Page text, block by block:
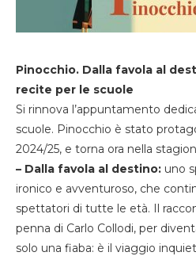
Pinocchio. Dalla favola al
recite per le scuole
Si rinnova l’appuntamento
scuole. Pinocchio è stato
2024/25, e torna ora nella
– Dalla favola al destino: uno
ironico e avventuroso, che
spettatori di tutte le età. Il
penna di Carlo Collodi, per
solo una fiaba: è il viaggio